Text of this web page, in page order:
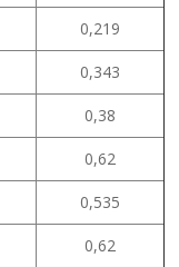
0,219
0,343
0,38
0,62
0,535
0,62